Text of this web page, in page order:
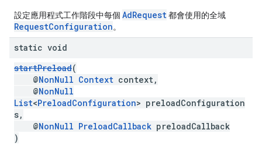
設定應用程式工作階段中每個 AdRequest都會使用的全域
RequestConfiguration。
static void
startPreload(
@NonNull Context context,
@NonNull
List<PreloadConfiguration> preloadConfiguration
s,
@NonNull PreloadCallback preloadCallback
)